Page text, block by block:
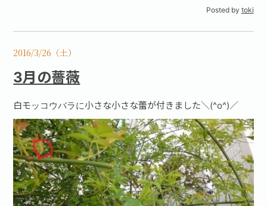
Posted by toki
2016/3/26（土）
3月の薔薇
白モッコウバラに小さな小さな蕾が付きました＼(^o^)／